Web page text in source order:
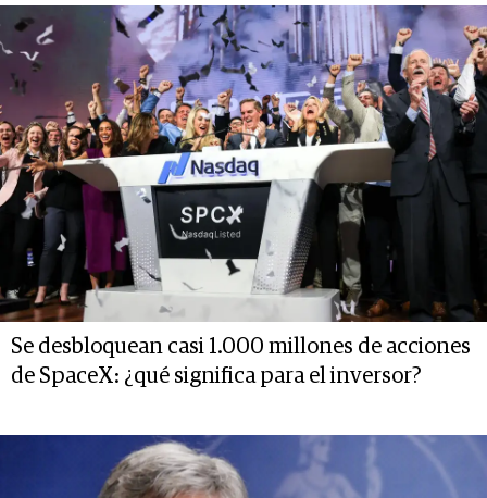
Se desbloquean casi 1.000 millones de acciones
de SpaceX: ¿qué significa para el inversor?